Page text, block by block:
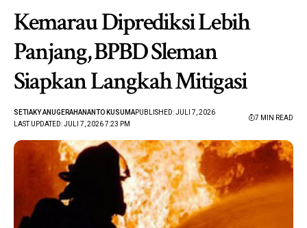
Kemarau Diprediksi Lebih
Panjang, BPBD Sleman
Siapkan Langkah Mitigasi
LAST UPDATED: JULI 7, 2026 7:23 PM
SETIAKY ANUGERAHANANTO KUSUMAPUBLISHED: JULI 7, 2026
7 MIN READ